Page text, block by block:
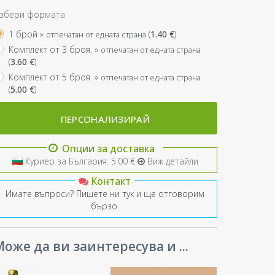
формата
1 брой » отпечатан от едната страна (1.40 €)
Комплект от 3 броя. » отпечатан от едната страна
(3.60 €)
Комплект от 5 броя. » отпечатан от едната страна
(5.00 €)
ПЕРСОНАЛИЗИРАЙ
Опции за доставка
Куриер за България: 5.00 € Виж детайли
Контакт
Имате въпроси? Пишете ни тук и ще отговорим
бързо.
да ви заинтересува и ...